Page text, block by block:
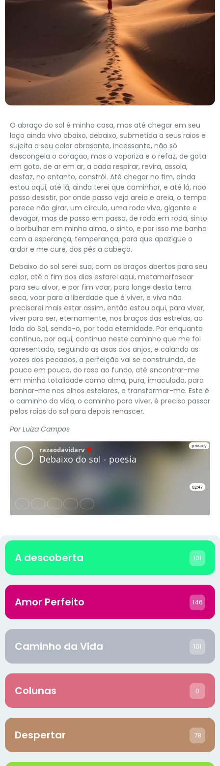
O abraço do sol é minha casa, mas até chegar em seu
laço ainda vivo abaixo, debaixo, submetida a seus raios e
sujeita a seu calor abrasante, incessante, não só
descongela o coração, mas o vaporiza e o refaz, de gota
em gota, de ar em ar, a cada respirar, revira, assola,
desfaz, no entanto, constrói. Até chegar no fim, ainda
estou aqui, até lá, ainda terei que caminhar, e até lá, não
posso desistir, por onde passo vejo areia e areia, o tempo
parece não girar, um círculo, uma roda viva, gigante e
devagar, mas de passo em passo, de roda em roda, sinto
o borbulhar em minha alma, o sinto, e por isso me banho
com a esperança, temperança, para que apazigue o
ardor e me cure, dos pés a cabeça.
Debaixo do sol serei sua, com os braços abertos para seu
calor, até o fim dos dias estarei aqui, metamorfosear
para seu alvor, e por fim voar, para longe desta terra
seca, voar para a liberdade que é viver, e viva não
precisarei mais estar assim, então estou aqui, para viver,
viver para ser, eternamente, nos braços das estrelas, ao
lado do Sol, sendo-o, por toda eternidade. Por enquanto
continuo, por aqui, continuo neste caminho que me foi
apresentado, seguindo as asas dos anjos, e calando as
vozes dos pecados, a perfeição vai se construindo, de
pouco em pouco, do raso ao fundo, até encontrar-me
em minha totalidade como alma, pura, imaculada, para
banhar-me nos olhos estelares, e transformar-me. Este é
o caminho da vida, o caminho para viver, é preciso passar
pelos raios do sol para depois renascer.
Por Luiza Campos
A descoberta 101
Amor Perfeito 146
Caminho da Vida 101
Colunas 0
Despertar 78